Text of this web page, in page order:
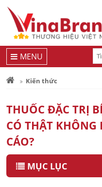
MENU
Kiến thức
THUỐC ĐẶC TRỊ
CÓ THẬT KHÔNG
CÁO?
MỤC LỤC